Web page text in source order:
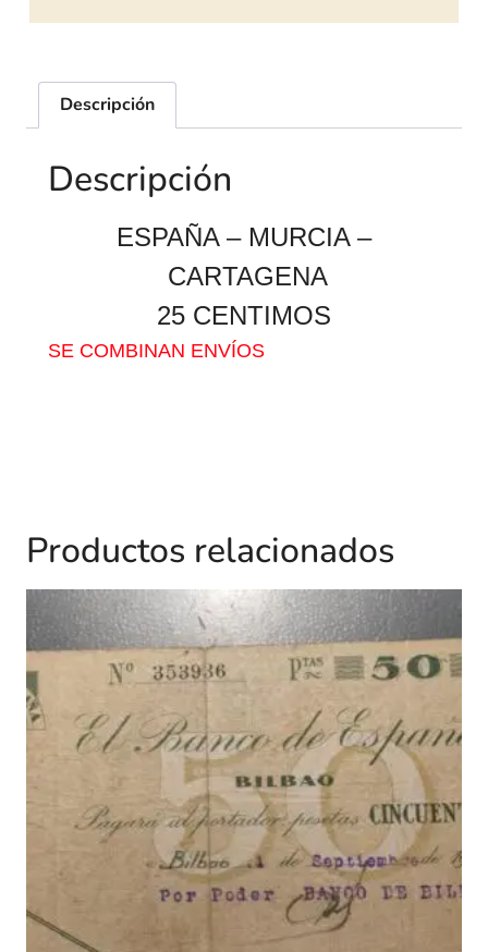
Descripción
Descripción
ESPAÑA – MURCIA –
CARTAGENA
25 CENTIMOS
SE COMBINAN ENVÍOS
Productos relacionados